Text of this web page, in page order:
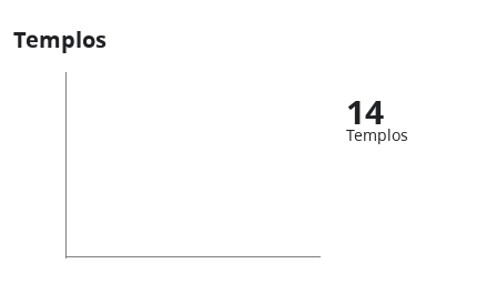
Templos
14
Templos